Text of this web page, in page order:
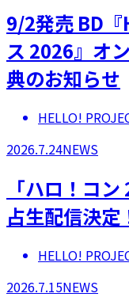
9/2発売 BD
ス 2026』オ
典のお知らせ
HELLO!
2026.7.24NEWS
「ハロ！コ
占生配信決定
HELLO!
2026.7.15NEWS